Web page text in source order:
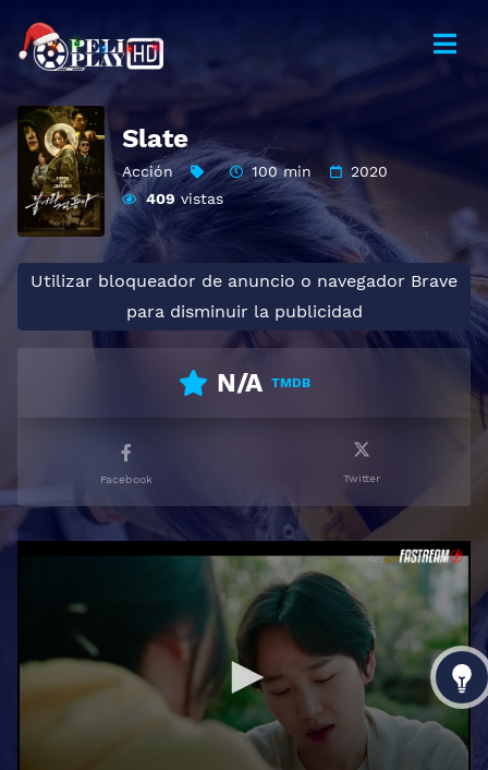
Slate
Acción 100 min
2020
409 vistas
Utilizar bloqueador de anuncio o navegador Brave
para disminuir la publicidad
N/A TMDB
Facebook Twitter